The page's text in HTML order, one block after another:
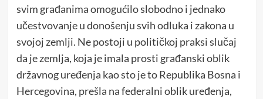
svim građanima omogućilo slobodno i jednako
učestvovanje u donošenju svih odluka i zakona u
svojoj zemlji. Ne postoji u političkoj praksi slučaj
da je zemlja, koja je imala prosti građanski oblik
državnog uređenja kao sto je to Republika Bosna i
Hercegovina, prešla na federalni oblik uređenja,